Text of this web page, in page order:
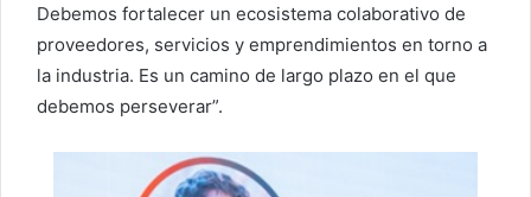
Debemos fortalecer un ecosistema colaborativo de
proveedores, servicios y emprendimientos en torno a
la industria. Es un camino de largo plazo en el que
debemos perseverar”.